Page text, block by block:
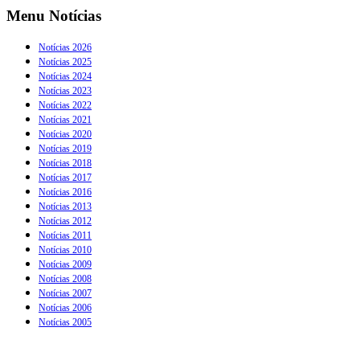
Menu Notícias
Notícias 2026
Notícias 2025
Notícias 2024
Notícias 2023
Notícias 2022
Notícias 2021
Notícias 2020
Notícias 2019
Notícias 2018
Notícias 2017
Notícias 2016
Notícias 2013
Notícias 2012
Notícias 2011
Notícias 2010
Notícias 2009
Notícias 2008
Notícias 2007
Notícias 2006
Notícias 2005